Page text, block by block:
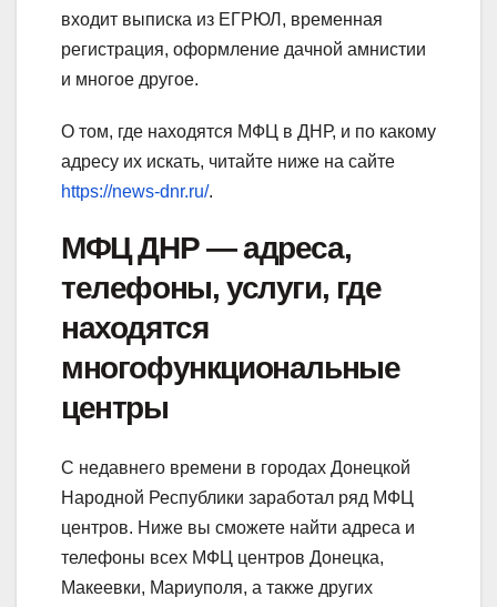
входит выписка из ЕГРЮЛ, временная
регистрация, оформление дачной амнистии
и многое другое.
О том, где находятся МФЦ в ДНР, и по какому
адресу их искать, читайте ниже на сайте
https://news-dnr.ru/.
МФЦ ДНР — адреса,
телефоны, услуги, где
находятся
многофункциональные
центры
С недавнего времени в городах Донецкой
Народной Республики заработал ряд МФЦ
центров. Ниже вы сможете найти адреса и
телефоны всех МФЦ центров Донецка,
Макеевки, Мариуполя, а также других